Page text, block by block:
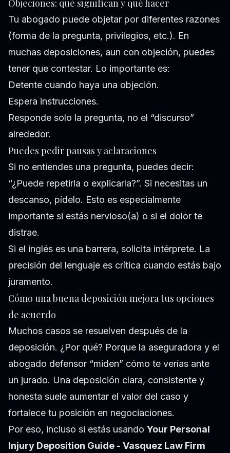
Objeciones: qué significan y qué hacer
Tu abogado puede objetar por diferentes razones
(forma de la pregunta, privilegios, etc.). En
muchas deposiciones, aun con objeción, puedes
tener que contestar. Lo importante es:
Detente cuando haya una objeción.
Espera instrucciones.
Responde solo la pregunta, no el “discurso”
alrededor.
Puedes pedir pausas y aclaraciones
Si no entiendes una pregunta, puedes decir:
“¿Puede repetirla o explicarla?”. Si necesitas un
descanso, pídelo. Esto es especialmente
importante si estás nervioso(a) o si el dolor te
distrae.
Si el inglés es una barrera, solicita intérprete. La
precisión del lenguaje es crítica cuando estás bajo
juramento.
Cómo una buena deposición mejora tus opciones
de acuerdo
Muchos casos se resuelven después de la
deposición. ¿Por qué? Porque la aseguradora y el
abogado defensor “miden” cómo te verías ante
un jurado. Una deposición clara, consistente y
honesta suele aumentar el valor del caso y
fortalece tu posición en negociaciones.
Por eso, incluso si estás usando Your Personal
Injury Deposition Guide - Vasquez Law Firm